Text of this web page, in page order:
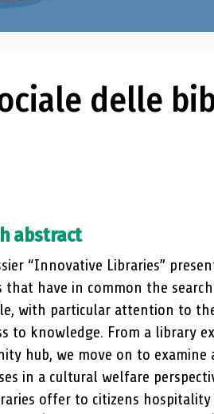
delle
abstract
“Innovative Libraries”
that have in common the
with particular attention to
to knowledge. From a library
hub, we move on to
in a cultural welfare
offer to citizens